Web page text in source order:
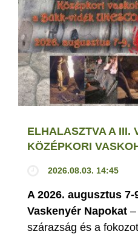
ELHALASZTVA A III.
KÖZÉPKORI
2026.08.03. 14:45
A 2026. augusztus
Vaskenyér Napokat
szárazság és a